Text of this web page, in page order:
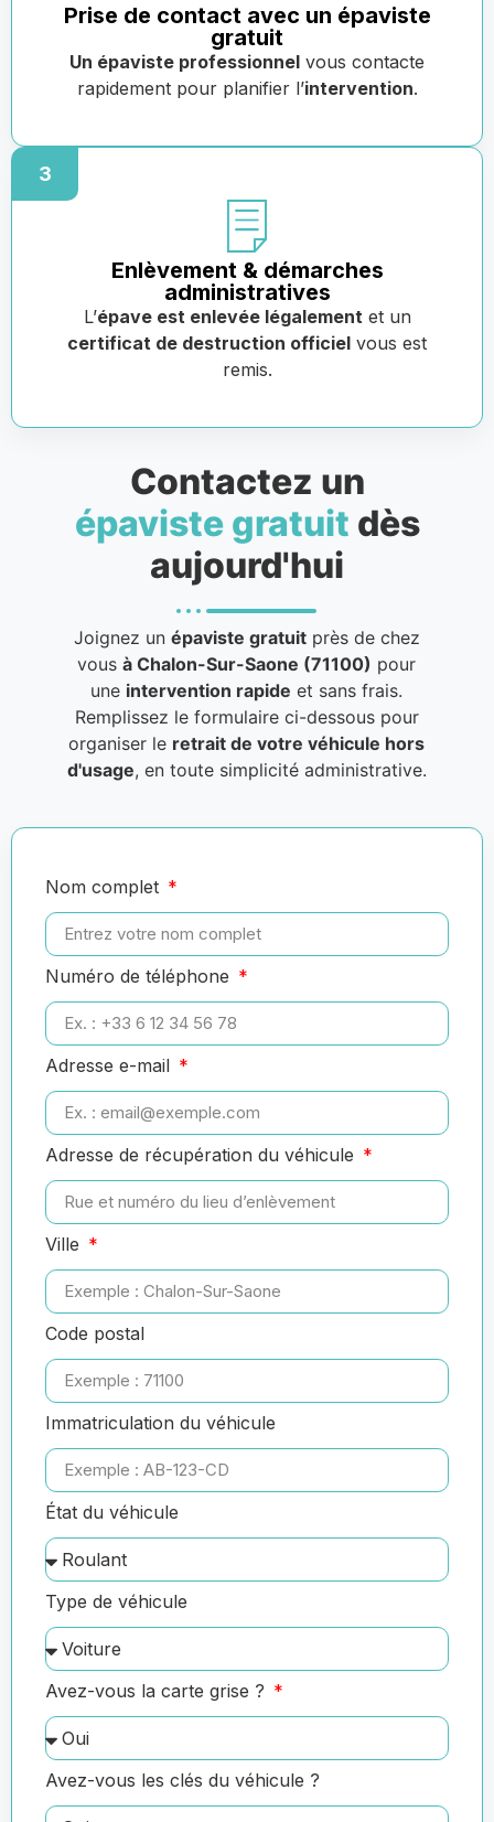
Prise de contact avec un épaviste
gratuit
Un épaviste professionnel vous contacte
rapidement pour planifier l’intervention.
3
Enlèvement & démarches
administratives
L’épave est enlevée légalement et un
certificat de destruction officiel vous est
remis.
Contactez un
épaviste gratuit dès
aujourd'hui
Joignez un épaviste gratuitprès de chez
vousà Chalon-Sur-Saone (71100) pour
une intervention rapide et sans frais.
Remplissez le formulaire ci-dessous pour
organiser le retrait de votre véhicule hors
d'usage, en toute simplicité administrative.
Nom complet
Numéro de téléphone
Adresse e-mail
Adresse de récupération du véhicule
Ville
Code postal
Immatriculation du véhicule
État du véhicule
Type de véhicule
Avez-vous la carte grise ?
Avez-vous les clés du véhicule ?